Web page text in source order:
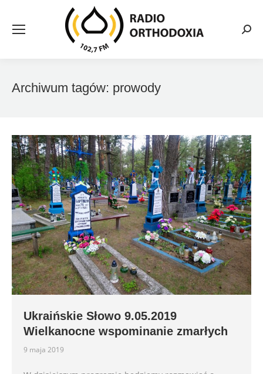
Archiwum tagów: prowody
Ukraińskie Słowo 9.05.2019
Wielkanocne wspominanie zmarłych
9 maja 2019